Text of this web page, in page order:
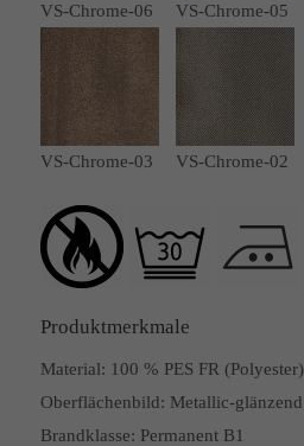
VS-Chrome-06 VS-Chrome-05
VS-Chrome-03 VS-Chrome-02
Produktmerkmale
Material: 100 % PES FR (Polyester)
Oberflächenbild: Metallic-glänzend
Brandklasse: Permanent B1